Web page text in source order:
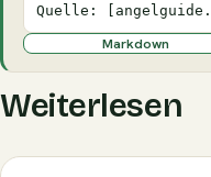
Quelle:
Markdown
Weiterlesen